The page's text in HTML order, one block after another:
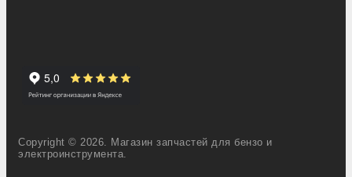
Copyright © 2026. Магазин запчастей для бензо и
электроинструмента.